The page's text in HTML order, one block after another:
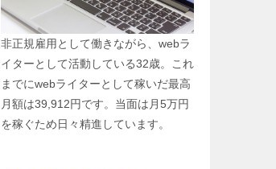
非正規雇用として働きながら、webラ
イターとして活動している32歳。これ
までにwebライターとして稼いだ最高
月額は39,912円です。当面は月5万円
を稼ぐため日々精進しています。